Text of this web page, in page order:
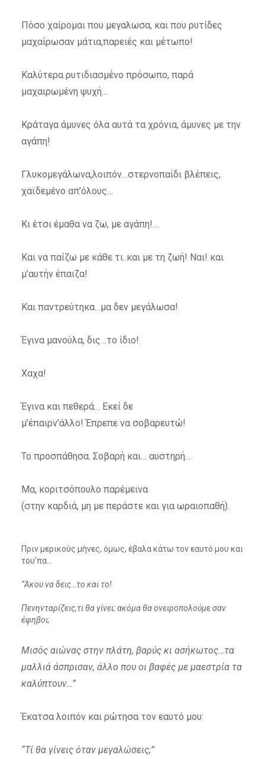
Πόσο χαίρομαι που μεγαλωσα, και που ρυτίδες
μαχαίρωσαν μάτια,παρειές και μέτωπο!
Καλύτερα ρυτιδιασμένο πρόσωπο, παρά
μαχαιρωμένη ψυχή…
Κράταγα άμυνες όλα αυτά τα χρόνια, άμυνες με την
αγάπη!
Γλυκομεγάλωνα,λοιπόν…στερνοπαίδι βλέπεις,
χαϊδεμένο απ’όλους…
Κι έτσι έμαθα να ζω, με αγάπη!…
Και να παίζω με κάθε τι..και με τη ζωή! Ναι! και
μ’αυτήν έπαιζα!
Και παντρεύτηκα…μα δεν μεγάλωσα!
Έγινα μανούλα, δις…το ίδιο!
Χαχα!
Έγινα και πεθερά… Εκεί δε
μ’έπαιρν’άλλο! Έπρεπε να σοβαρευτώ!
Το προσπάθησα. Σοβαρή και… αυστηρή…
Μα, κοριτσόπουλο παρέμεινα
(στην καρδιά, μη με περάστε και για ωραιοπαθή).
Πριν μερικούς μήνες, όμως, έβαλα κάτω τον εαυτό μου και
του’πα…
“Άκου να δεις…το και το!
Πενηνταρίζεις,τι θα γίνει; ακόμα θα ονειροπολούμε σαν
έφηβοι;
Μισός αιώνας στην πλάτη, βαρύς κι ασήκωτος…τα
μαλλιά άσπρισαν, άλλο που οι βαφές με μαεστρία τα
καλύπτουν…”
Έκατσα λοιπόν και ρώτησα τον εαυτό μου:
“Τί θα γίνεις όταν μεγαλώσεις;”